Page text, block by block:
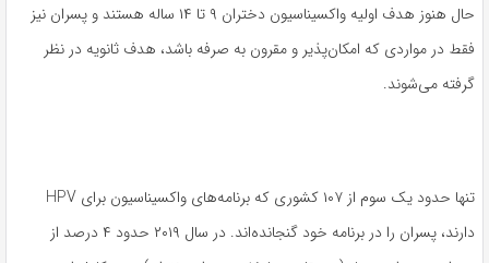
حال هنوز هدف اولیه واکسیناسیون دختران ۹ تا ۱۴ ساله هستند و پسران نیز
فقط در مواردی که امکان‌پذیر و مقرون به صرفه باشد، هدف ثانویه در نظر
گرفته می‌شوند.
تنها حدود یک سوم از ۱۰۷ کشوری که برنامه‌های واکسیناسیون برای HPV
دارند، پسران را در برنامه خود گنجانده‌اند. در سال ۲۰۱۹ حدود ۴ درصد از